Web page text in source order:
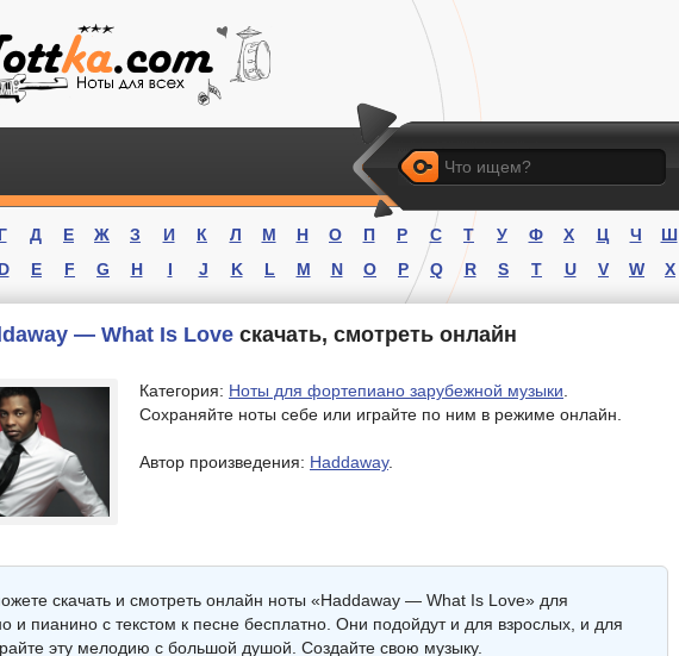
Искать
Г Д Е Ж З И К Л М Н О П Р С Т У Ф Х Ц Ч Ш
D E F G H I J K L M N O P Q R S T U V W X
— What Is Love скачать, смотреть онлайн
Категория: Ноты для фортепиано зарубежной музыки
Сохраняйте ноты себе или играйте по ним в режиме онлайн.
Автор произведения: Haddaway.
скачать и смотреть онлайн ноты «Haddaway — What Is Love» для
и пианино с текстом к песне бесплатно. Они подойдут и для взрослых, и для
эту мелодию с большой душой. Создайте свою музыку.